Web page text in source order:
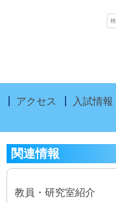
検
索:
アクセス 入試情報
関連情報
教員・研究室紹介